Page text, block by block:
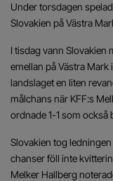
Under torsdagen
Slovakien på Västra
I tisdag vann Slovakien
emellan på Västra Mark
landslaget en liten
målchans när KFF:s
ordnade 1-1 som också
Slovakien tog
chanser föll inte
Melker Hallberg